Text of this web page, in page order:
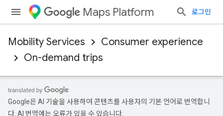
Maps Platform 로그인
Mobility Services
Consumer experience
On-demand trips
Google은 AI 기술을 사용하여 콘텐츠를 사용자의 기본 언어로 번역합니
다. AI 번역에는 오류가 있을 수 있습니다.